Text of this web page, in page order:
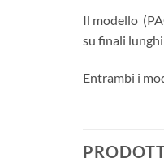
Il modello
su finali
Entrambi i